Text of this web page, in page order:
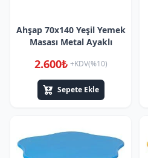
Ahşap 70x140 Yeşil Yemek
Masası Metal Ayaklı
2.600₺ +KDV(%10)
Sepete Ekle